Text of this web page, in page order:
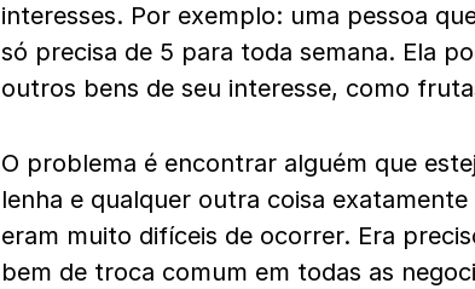
interesses. Por exemplo: uma pessoa
só precisa de 5 para toda semana. Ela
outros bens de seu interesse, como
O problema é encontrar alguém que
lenha e qualquer outra coisa
eram muito difíceis de ocorrer. Era
bem de troca comum em todas as